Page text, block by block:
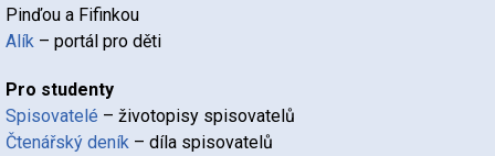
Pinďou a Fifinkou
Alík – portál pro děti
Pro studenty
Spisovatelé – životopisy spisovatelů
Čtenářský deník – díla spisovatelů